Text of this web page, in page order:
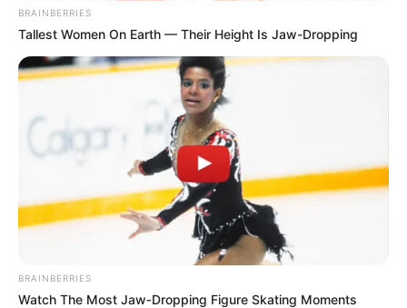
BRAINBERRIES
Tallest Women On Earth — Their Height Is Jaw-Dropping
BRAINBERRIES
Watch The Most Jaw‑Dropping Figure Skating Moments